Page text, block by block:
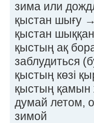
зима или
қыстан шығу
қыстан
қыстың ақ
заблудиться
қыстың көзі
қыстың
думай летом,
зимой